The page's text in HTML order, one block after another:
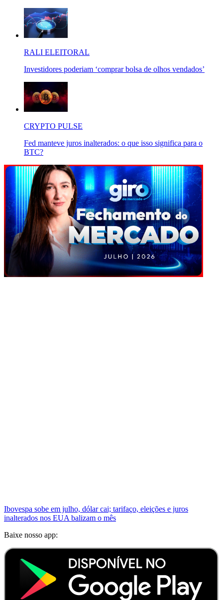
RALI ELEITORAL
Investidores poderiam ‘comprar bolsa de olhos vendados’
CRYPTO PULSE
Fed manteve juros inalterados: o que isso significa para o
BTC?
Ibovespa sobe em julho, dólar cai; tarifaço, eleições e juros
inalterados nos EUA balizam o mês
Baixe nosso app: